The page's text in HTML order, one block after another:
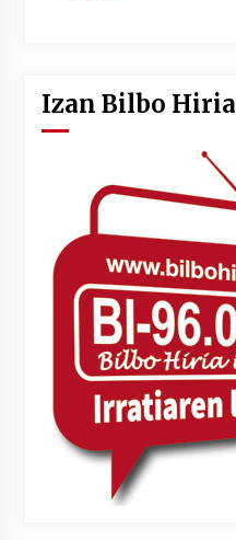
Izan Bilbo